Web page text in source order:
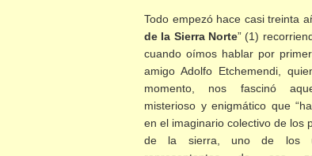
Todo empezó hace casi treinta
de la Sierra Norte” (1)
cuando oímos hablar por
amigo Adolfo Etchemendi,
momento, nos fascinó
misterioso y enigmático que
en el imaginario colectivo de los
de la sierra, uno de los